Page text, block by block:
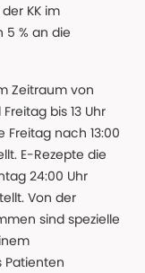
der KK im
5 % an die
Zeitraum von
bis 13 Uhr
Freitag nach 13:00
E-Rezepte die
24:00 Uhr
Von der
sind spezielle
Patienten